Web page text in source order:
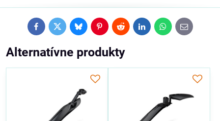
FacebookTwitterBlueskyPinterestRedditLinkedInWhatsApp
E-
mail
Alternatívne produkty